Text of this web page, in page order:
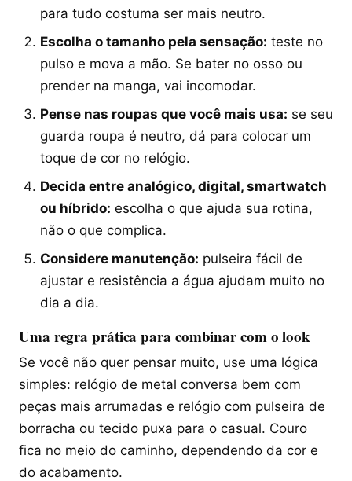
para tudo costuma ser mais neutro.
Escolha o tamanho pela sensação: teste no
pulso e mova a mão. Se bater no osso ou
prender na manga, vai incomodar.
Pense nas roupas que você mais usa: se seu
guarda roupa é neutro, dá para colocar um
toque de cor no relógio.
Decida entre analógico, digital, smartwatch
ou híbrido: escolha o que ajuda sua rotina,
não o que complica.
Considere manutenção: pulseira fácil de
ajustar e resistência a água ajudam muito no
dia a dia.
Uma regra prática para combinar com o look
Se você não quer pensar muito, use uma lógica
simples: relógio de metal conversa bem com
peças mais arrumadas e relógio com pulseira de
borracha ou tecido puxa para o casual. Couro
fica no meio do caminho, dependendo da cor e
do acabamento.